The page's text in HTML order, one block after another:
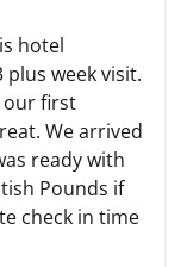
hotel
week visit.
our first
We arrived
ready with
Pounds if
check in time